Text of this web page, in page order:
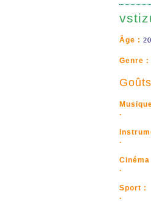
Âge :
Genre :
Goûts
.
.
Cinéma
.
Sport :
.